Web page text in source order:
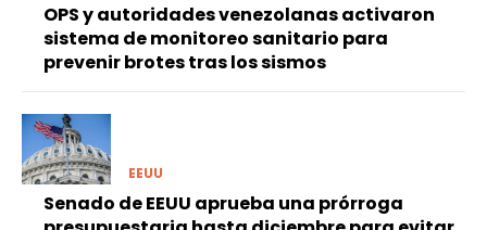
OPS y autoridades venezolanas activaron
sistema de monitoreo sanitario para
prevenir brotes tras los sismos
EEUU
Senado de EEUU aprueba una prórroga